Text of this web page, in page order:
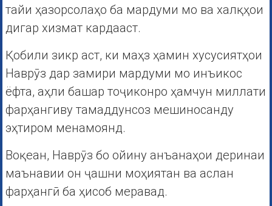
тайи ҳазорсолаҳо ба мардуми мо ва халқҳои
дигар хизмат кардааст.
Қобили зикр аст, ки маҳз ҳамин хусусиятҳои
Наврӯз дар замири мардуми мо инъикос
ёфта, аҳли башар тоҷиконро ҳамчун миллати
фарҳангиву тамаддунсоз мешиносанду
эҳтиром менамоянд.
Воқеан, Наврӯз бо ойину анъанаҳои деринаи
маънавии он ҷашни моҳиятан ва аслан
фарҳангӣ ба ҳисоб меравад.